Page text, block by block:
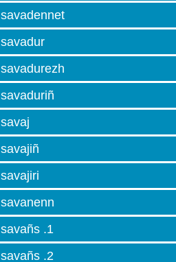
savadennet
savadur
savadurezh
savaduriñ
savaj
savajiñ
savajiri
savanenn
savañs .1
savañs .2